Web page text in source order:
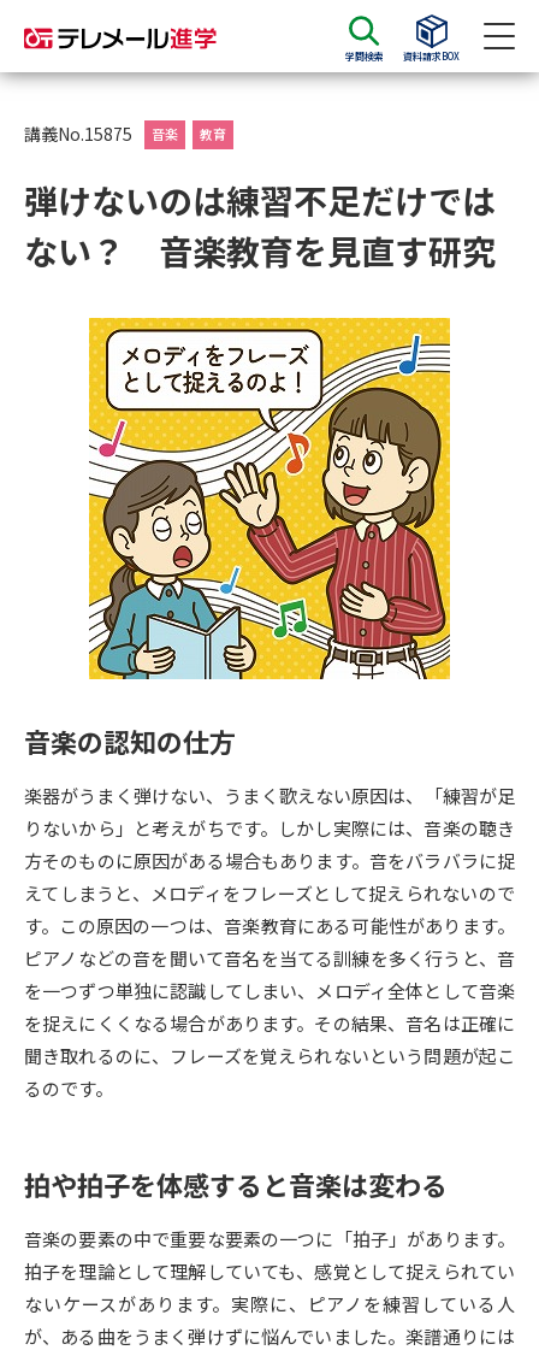
学問検索 資料請求BOX
資料請求
大学・短大の資料種類から請求
総合型選抜・学校推薦型選抜 募
集要項＆願書
大学入学共通テスト利用選抜の
募集要項＆願書
過去問題集
大学・短大以外の資料から請求
専門学校の資料請求 大学院の資料請求
留学・進学関連、塾・予備校
大学入学共通テスト「受験案
内」の請求
大学入学共通テスト「受験上の
配慮案内」の請求
高等学校卒業程度認定試験
幼稚園教員資格認定試験
高等学校（情報）教員資格認定
試験
大学研究 大学検索
大学で学べる内容や特徴を調べる
新増設大学・学部・学科特集
国際・グローバルに強い大学特
デジタルパンフレット 進路の３択
新学年スタート号特集ページ
（高3生用）
新学年スタート号特集ページ
（高2生用）
SELFBRAND特集ページ
講義No.15875 音楽 教育
弾けないのは練習不足だけでは
ない？ 音楽教育を見直す研究
音楽の認知の仕方
楽器がうまく弾けない、うまく歌えない原因は、「練習が足
りないから」と考えがちです。しかし実際には、音楽の聴き
方そのものに原因がある場合もあります。音をバラバラに捉
えてしまうと、メロディをフレーズとして捉えられないので
す。この原因の一つは、音楽教育にある可能性があります。
ピアノなどの音を聞いて音名を当てる訓練を多く行うと、音
を一つずつ単独に認識してしまい、メロディ全体として音楽
を捉えにくくなる場合があります。その結果、音名は正確に
聞き取れるのに、フレーズを覚えられないという問題が起こ
るのです。
拍や拍子を体感すると音楽は変わる
音楽の要素の中で重要な要素の一つに「拍子」があります。
拍子を理論として理解していても、感覚として捉えられてい
ないケースがあります。実際に、ピアノを練習している人
が、ある曲をうまく弾けずに悩んでいました。楽譜通りには